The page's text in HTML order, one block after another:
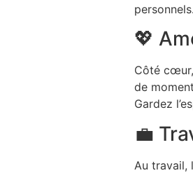
💖
Côté
de
Gardez
💼
Au travail,